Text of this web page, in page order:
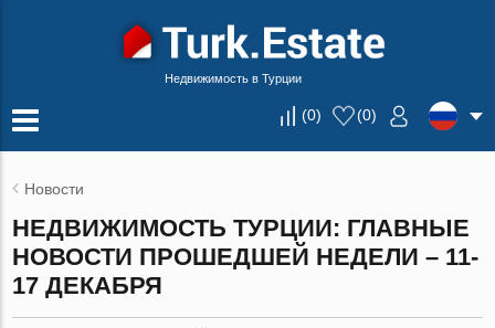
Недвижимость в Турции
(0) (0)
Новости
НЕДВИЖИМОСТЬ ТУРЦИИ: ГЛАВНЫЕ
НОВОСТИ ПРОШЕДШЕЙ НЕДЕЛИ – 11-
17 ДЕКАБРЯ